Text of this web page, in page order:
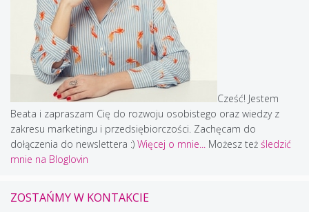
Cześć! Jestem
Beata i zapraszam Cię do rozwoju osobistego oraz wiedzy z
zakresu marketingu i przedsiębiorczości. Zachęcam do
dołączenia do newslettera :) Więcej o mnie... Możesz też śledzić
mnie na Bloglovin
ZOSTAŃMY W KONTAKCIE